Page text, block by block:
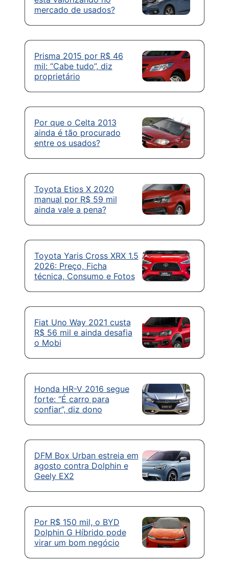
mercado de usados?
Prisma 2015 por R$ 46
mil: “Cabe tudo”, diz
proprietário
Por que o Celta 2013
ainda é tão procurado
entre os usados?
Toyota Etios X 2020
manual por R$ 59 mil
ainda vale a pena?
Toyota Yaris Cross XRX 1.5
2026: Preço, Ficha
técnica, Consumo e Fotos
Fiat Uno Way 2021 custa
R$ 56 mil e ainda desafia
o Mobi
Honda HR-V 2016 segue
forte: “É carro para
confiar”, diz dono
DFM Box Urban estreia em
agosto contra Dolphin e
Geely EX2
Por R$ 150 mil, o BYD
Dolphin G Híbrido pode
virar um bom negócio